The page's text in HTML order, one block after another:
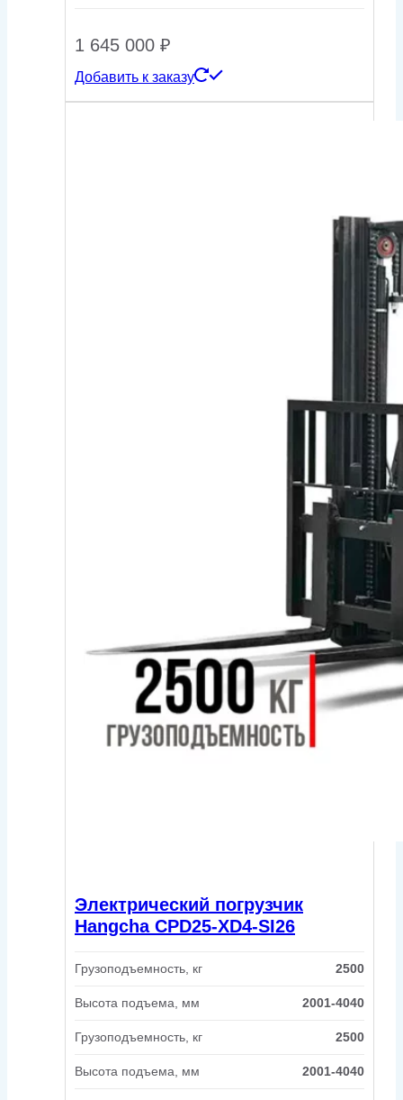
1 645 000 ₽
Добавить к заказу
Электрический погрузчик
Hangcha CPD25-XD4-SI26
Грузоподъемность, кг 2500
Высота подъема, мм 2001-4040
Грузоподъемность, кг 2500
Высота подъема, мм 2001-4040